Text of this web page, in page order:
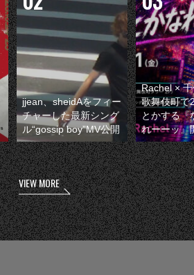
jjean、sheidAをフィー
チャーした最新シング
ル“gossip boy”MV公開
Rachel ×
歌舞伎町で
とかする『
れーーッ』
VIEW MORE